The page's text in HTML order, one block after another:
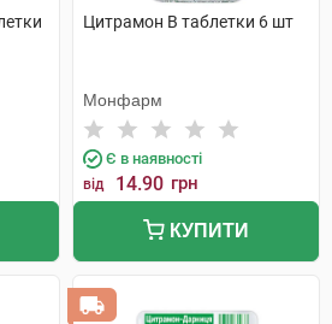
Цитрамон В таблетки 6 шт
Монфарм
Є в наявності
від 14.90 грн
КУПИТИ